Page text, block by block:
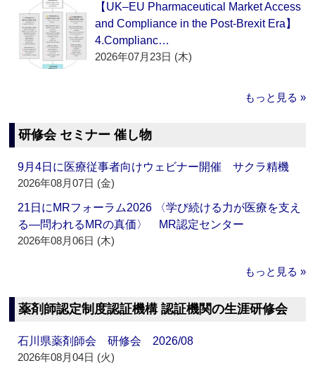
【UK–EU Pharmaceutical Market Access
and Compliance in the Post-Brexit Era】
4.Complianc…
2026年07月23日 (木)
もっと見る »
研修会 セミナー 催し物
9月4日に医療従事者向けウェビナー開催 サクラ精機
2026年08月07日 (金)
21日にMRフォーラム2026 〈学び続ける力が医療を支え
る―問われるMRの真価〉 MR認定センター
2026年08月06日 (木)
もっと見る »
薬剤師認定制度認証機構 認証機関の生涯研修会
石川県薬剤師会 研修会 2026/08
2026年08月04日 (火)